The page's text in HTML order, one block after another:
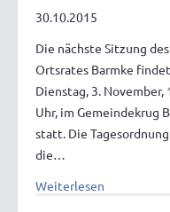
30.10.2015
Die nächste Sitzung des
Ortsrates Barmke
Dienstag, 3. November,
Uhr, im Gemeindekrug
statt. Die
die…
Weiterlesen